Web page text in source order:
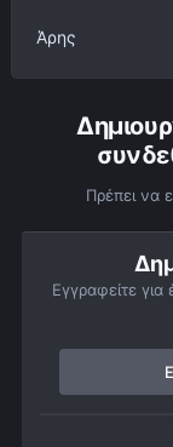
Άρης
Πρέπει να
Εγγραφείτε